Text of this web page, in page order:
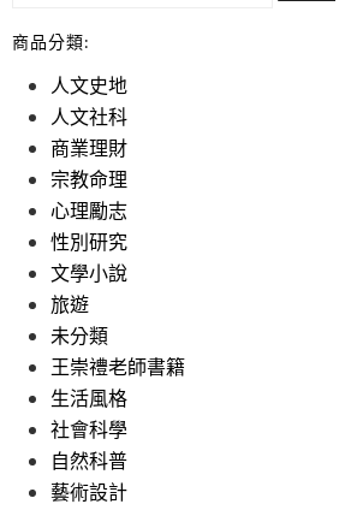
商品分類:
人文史地
人文社科
商業理財
宗教命理
心理勵志
性別研究
文學小說
旅遊
未分類
王崇禮老師書籍
生活風格
社會科學
自然科普
藝術設計